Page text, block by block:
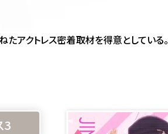
アクトレス密着取材を得意としている。
3